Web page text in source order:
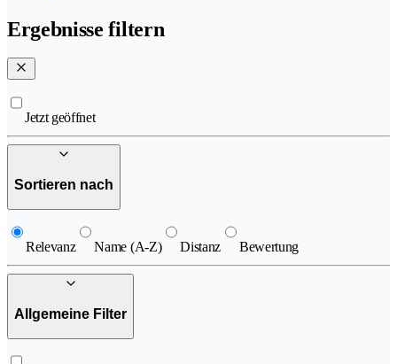
Ergebnisse filtern
Jetzt geöffnet
Sortieren nach
Relevanz Name (A-Z) Distanz Bewertung
Allgemeine Filter